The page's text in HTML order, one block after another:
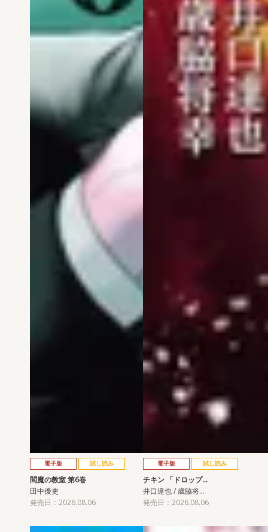
電子版 試し読み
閻魔の教室 第6巻
田中優吏
発売日：2026.08.06
電子版 試し読み
チキン 「ドロップ…
井口達也 / 歳脇将…
発売日：2026.08.06